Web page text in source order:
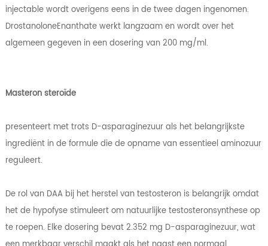
injectable wordt overigens eens in de twee dagen ingenomen.
DrostanoloneEnanthate werkt langzaam en wordt over het
algemeen gegeven in een dosering van 200 mg/ml.
Masteron steroïde
presenteert met trots D-asparaginezuur als het belangrijkste
ingrediënt in de formule die de opname van essentieel aminozuur
reguleert.
De rol van DAA bij het herstel van testosteron is belangrijk omdat
het de hypofyse stimuleert om natuurlijke testosteronsynthese op
te roepen. Elke dosering bevat 2.352 mg D-asparaginezuur, wat